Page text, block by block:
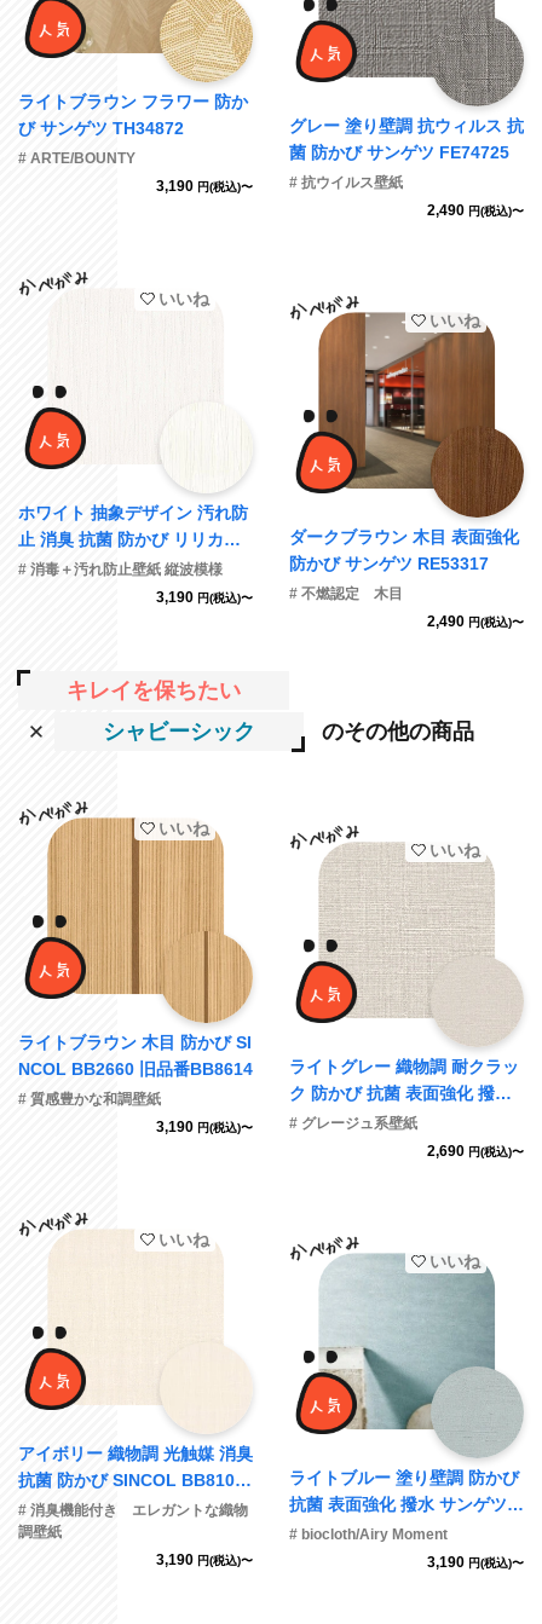
ライトブラウン フラワー 防か
び サンゲツ TH34872
# ARTE/BOUNTY
3,190 円(税込)〜
グレー 塗り壁調 抗ウィルス 抗
菌 防かび サンゲツ FE74725
# 抗ウイルス壁紙
2,490 円(税込)〜
いいね
ホワイト 抽象デザイン 汚れ防
止 消臭 抗菌 防かび リリカラ
LV2580 旧品番LV3539
# 消毒＋汚れ防止壁紙 縦波模様
3,190 円(税込)〜
いいね
ダークブラウン 木目 表面強化
防かび サンゲツ RE53317
# 不燃認定 木目
2,490 円(税込)〜
キレイを保ちたい
シャビーシック
のその他の商品
いいね
ライトブラウン 木目 防かび SI
NCOL BB2660 旧品番BB8614
# 質感豊かな和調壁紙
3,190 円(税込)〜
いいね
ライトグレー 織物調 耐クラッ
ク 防かび 抗菌 表面強化 撥水
SINCOL BB2145
# グレージュ系壁紙
2,690 円(税込)〜
いいね
アイボリー 織物調 光触媒 消臭
抗菌 防かび SINCOL BB8101
旧品番BB9207
# 消臭機能付き エレガントな織物
調壁紙
3,190 円(税込)〜
いいね
ライトブルー 塗り壁調 防かび
抗菌 表面強化 撥水 サンゲツ R
E55011
# biocloth/Airy Moment
3,190 円(税込)〜